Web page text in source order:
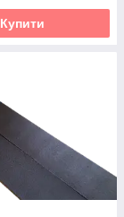
Купити